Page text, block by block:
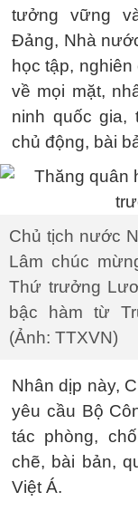
tưởng vững
Đảng, Nhà
học tập,
về mọi mặt,
ninh quốc gia,
chủ động, bài
Chủ tịch nước
Lâm chúc
Thứ trưởng
bậc hàm từ
(Ảnh: TTXVN)
Nhân dịp này,
yêu cầu Bộ
tác phòng,
chẽ, bài bản,
Việt Á.